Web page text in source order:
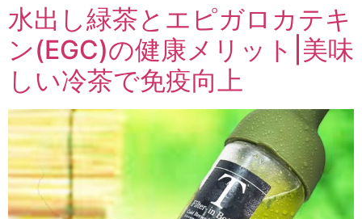
水出し緑茶とエピガロカテキ
ン(EGC)の健康メリット|美味
しい冷茶で免疫向上